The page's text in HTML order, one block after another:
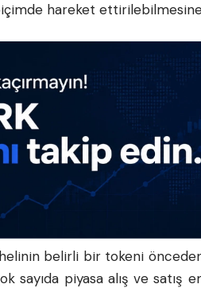
hareket ettirilebilmesine
belirli bir tokeni
sayıda piyasa alış ve satış